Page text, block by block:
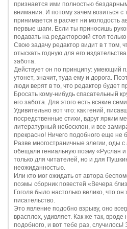
признается ими полностью
внимания. И потому зачем возиться с
принимается в расчет ни молодость
первые шаги. Если ты приносишь
подавать на редакторский стол
Cвою задачу редактор видит в т том,
отыскать годную для его
забота.
Действует он по принципу: умеющий
утонет, значит, туда ему и дорога.
люди верят в то, что редактор будет
Бросать кому-нибудь спасательный
его забота. Для этого есть всякие
Удивительно вот что: как гений,
посредственные стихи, вдруг ярким
литературный небосклон, и все
прекрасно! Ничего подобного еще не
Разве многостраничные элегии, оды
обещали гениальную поэму «Руслан
только для читателей, но и для
неожиданностью.
Или кто мог ожидать от автора
поэмы сборник повестей «Вечера
Гоголя было настолько велико, что он
писательство.
Это явление подобно взрыву, оно
врасплох, удивляет. Как же так,
подобного, и вот тебе раз,